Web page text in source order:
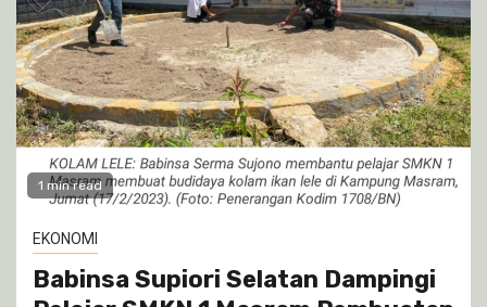
1 min read
EKONOMI
Babinsa Supiori Selatan Dampingi